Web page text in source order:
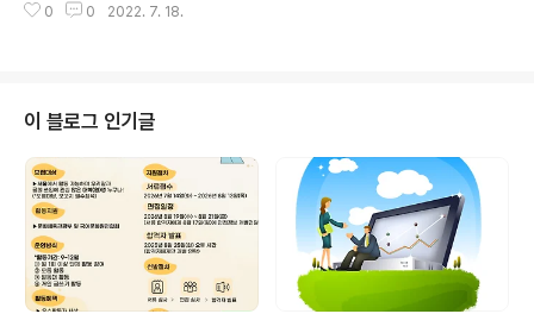
고 모두에게 쉽게 전달해야 할 공공언어에 낯선 외국어나
배려하는 언어문화 환경을 만드는 일을 합니다. ​ ▣ 지원하
이는 단지 순우리말 혹은 토박이말을 소개하고 홍보하는
활동에만 그치지 않고, 우리말과 한글을 함부로 사용하여
다른 구성원을 차별하지는 않는지 살피고 있습니다. 그리
고 모두에게 쉽게 전달해야 할 공공언어에 낯선 외국어나
어려운 한자어가 가득한 건 아닌지 함께 고민합니다. 또한,
신문과 방송에서..
0 0 2022. 7. 18.
이 블로그 인기글